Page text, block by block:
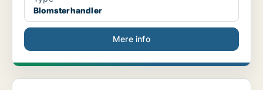
Blomsterhandler
Mere info
Blomsterbinder/Blomsterdekoratør søges til Hillerø...